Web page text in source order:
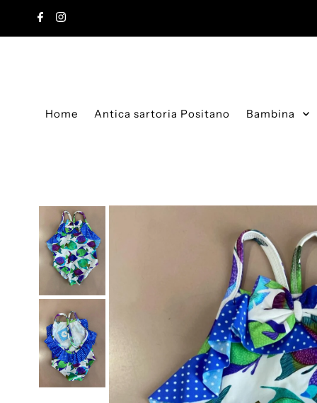
Vai direttamente ai contenuti
Home Antica sartoria Positano Bambina